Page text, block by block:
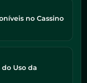
no Cassino
Uso da